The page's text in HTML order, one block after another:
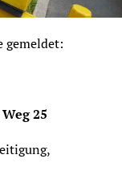
gemeldet:
25